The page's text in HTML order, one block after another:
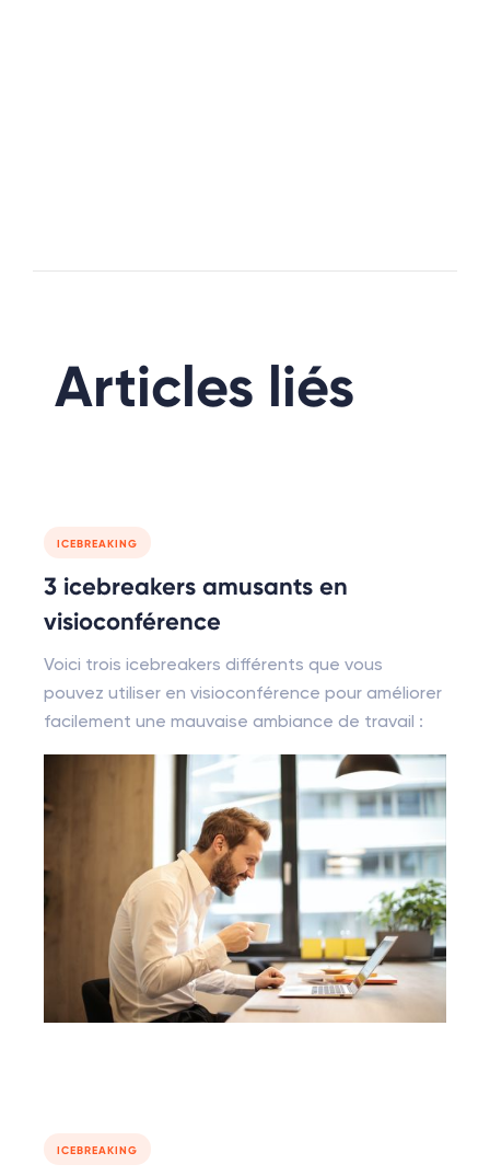
Articles liés
ICEBREAKING
3 icebreakers amusants en
visioconférence
Voici trois icebreakers différents que vous
pouvez utiliser en visioconférence pour améliorer
facilement une mauvaise ambiance de travail :
ICEBREAKING